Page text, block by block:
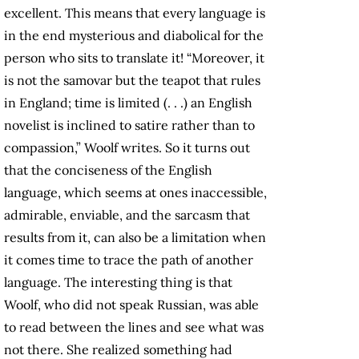
excellent. This means that every language is
in the end mysterious and diabolical for the
person who sits to translate it! “Moreover, it
is not the samovar but the teapot that rules
in England; time is limited (. . .) an English
novelist is inclined to satire rather than to
compassion,” Woolf writes. So it turns out
that the conciseness of the English
language, which seems at ones inaccessible,
admirable, enviable, and the sarcasm that
results from it, can also be a limitation when
it comes time to trace the path of another
language. The interesting thing is that
Woolf, who did not speak Russian, was able
to read between the lines and see what was
not there. She realized something had